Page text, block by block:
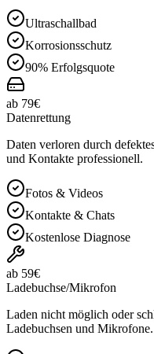
Ultraschallbad
Korrosionsschutz
90% Erfolgsquote
ab 79€
Datenrettung
Daten verloren durch
und Kontakte professionell.
Fotos & Videos
Kontakte & Chats
Kostenlose Diagnose
ab 59€
Ladebuchse/Mikrofon
Laden nicht möglich oder
Ladebuchsen und Mikrofone.